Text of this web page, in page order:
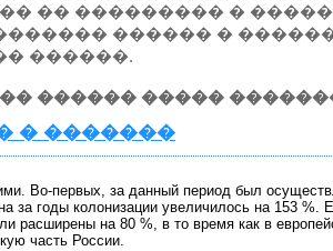
�� ��������� �
������ �
������.
������ �����
� �������
Во-первых, за данный период был
за годы колонизации увеличилось на 153
расширены на 80 %, в то время как в
часть России.